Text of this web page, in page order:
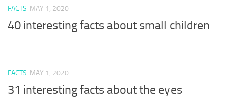
FACTS MAY 1, 2020
40 interesting facts about small children
FACTS MAY 1, 2020
31 interesting facts about the eyes